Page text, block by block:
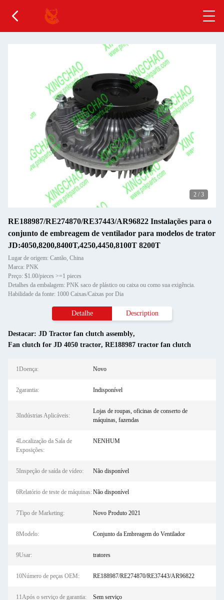
2 / 3
RE188987/RE274870/RE37443/AR96822 Instalações para o
conjunto de embreagem de ventilador para modelos de trator
JD:4050,8200,8400T,4250,4450,8100T 8200T
Lugar de origem: Cantão, China
Marca: PNK
Preço: $1.00/pieces >=1 pieces
Detalhes da embalagem: PNK saco de plástico ou caixa ou como sua exigência.
Habilidade da fonte: 1000 Caixas/Caixas por Dia
Detalhe Description
Destacar: JD Tractor fan clutch assembly,
Fan clutch for JD 4050 tractor, RE188987 tractor fan clutch
1Doença: Novo
2garantia: Indisponível
3Indústrias Aplicáveis:
Lojas de roupas, oficinas de conserto de
máquinas, fazendas
4Localização da Sala de
Exposições:
NENHUM
5Inspeção de saída de vídeo: Não disponível
6Relatório de teste de máquinas:Não disponível
7Tipo de Marketing: Novo Produto 2021
8Modelo: Conjunto da Embreagem do Ventilador
9Usar: tratores
10Número de peças OEM: RE188987/RE274870/RE37443/AR96822
11Após o serviço de garantia: Sem serviço